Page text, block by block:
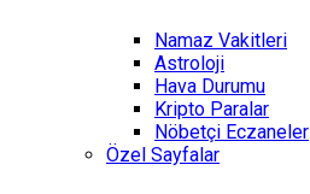
Namaz Vakitleri
Astroloji
Hava Durumu
Kripto Paralar
Nöbetçi Eczaneler
Özel Sayfalar